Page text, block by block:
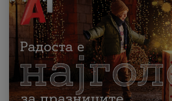
МК EN SQ
Приватни Деловни